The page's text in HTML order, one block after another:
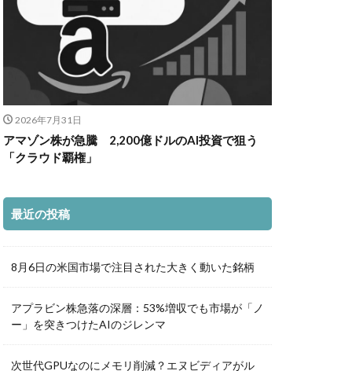
2026年7月31日
アマゾン株が急騰 2,200億ドルのAI投資で狙う
「クラウド覇権」
最近の投稿
8月6日の米国市場で注目された大きく動いた銘柄
アプラビン株急落の深層：53%増収でも市場が「ノ
ー」を突きつけたAIのジレンマ
次世代GPUなのにメモリ削減？エヌビディアがル